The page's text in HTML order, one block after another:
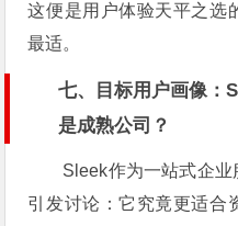
这便是用户体验天平之选
最适。
七、目标用户画像：
是成熟公司？
Sleek作为一站式企
引发讨论：它究竟更适合